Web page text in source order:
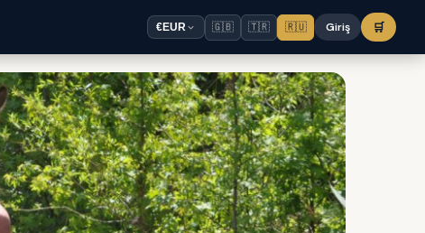
€EUR 🇬🇧 🇹🇷 🇷🇺 Giriş 🛒